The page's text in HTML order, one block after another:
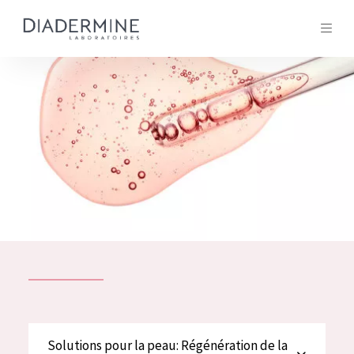
SOLUTIONS POUR LA PEAU
TOUS LES PRODUIT
Tous les Produit
ACCUEIL
Composition
À propos
Solutions pour la peau: Régénération de la